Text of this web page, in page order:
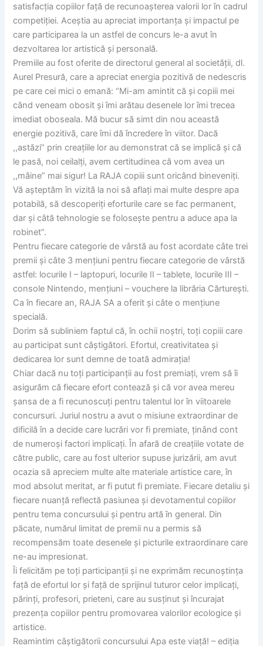
satisfacția copiilor față de recunoașterea valorii lor în cadrul
competiției. Aceștia au apreciat importanța și impactul pe
care participarea la un astfel de concurs le-a avut în
dezvoltarea lor artistică și personală.
Premiile au fost oferite de directorul general al societății, dl.
Aurel Presură, care a apreciat energia pozitivă de nedescris
pe care cei mici o emană: “Mi-am amintit că și copiii mei
când veneam obosit și îmi arătau desenele lor îmi trecea
imediat oboseala. Mă bucur să simt din nou această
energie pozitivă, care îmi dă încredere în viitor. Dacă
,,astăzi” prin creațiile lor au demonstrat că se implică și că
le pasă, noi ceilalți, avem certitudinea că vom avea un
,,mâine” mai sigur! La RAJA copiii sunt oricând bineveniți.
Vă așteptăm în vizită la noi să aflați mai multe despre apa
potabilă, să descoperiți eforturile care se fac permanent,
dar și câtă tehnologie se folosește pentru a aduce apa la
robinet”.
Pentru fiecare categorie de vârstă au fost acordate câte trei
premii și câte 3 mențiuni pentru fiecare categorie de vârstă
astfel: locurile I – laptopuri, locurile II – tablete, locurile III –
console Nintendo, mențiuni – vouchere la librăria Cărturești.
Ca în fiecare an, RAJA SA a oferit și câte o mențiune
specială.
Dorim să subliniem faptul că, în ochii noștri, toți copiii care
au participat sunt câștigători. Efortul, creativitatea și
dedicarea lor sunt demne de toată admirația!
Chiar dacă nu toți participanții au fost premiați, vrem să îi
asigurăm că fiecare efort contează și că vor avea mereu
șansa de a fi recunoscuți pentru talentul lor în viitoarele
concursuri. Juriul nostru a avut o misiune extraordinar de
dificilă în a decide care lucrări vor fi premiate, ținând cont
de numeroși factori implicați. În afară de creațiile votate de
către public, care au fost ulterior supuse jurizării, am avut
ocazia să apreciem multe alte materiale artistice care, în
mod absolut meritat, ar fi putut fi premiate. Fiecare detaliu și
fiecare nuanță reflectă pasiunea și devotamentul copiilor
pentru tema concursului și pentru artă în general. Din
păcate, numărul limitat de premii nu a permis să
recompensăm toate desenele și picturile extraordinare care
ne-au impresionat.
Îi felicităm pe toți participanții și ne exprimăm recunoștința
față de efortul lor și față de sprijinul tuturor celor implicați,
părinți, profesori, prieteni, care au susținut și încurajat
prezența copiilor pentru promovarea valorilor ecologice și
artistice.
Reamintim câștigătorii concursului Apa este viață! – ediția